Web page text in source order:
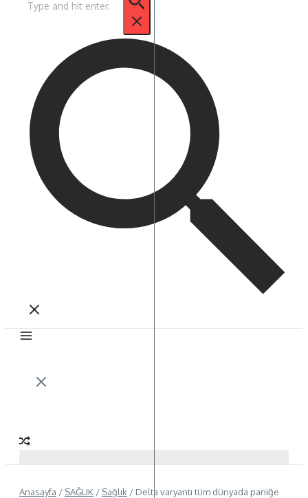
Anasayfa / SAĞLIK / Sağlık / Delta varyantı tüm dünyada paniğe